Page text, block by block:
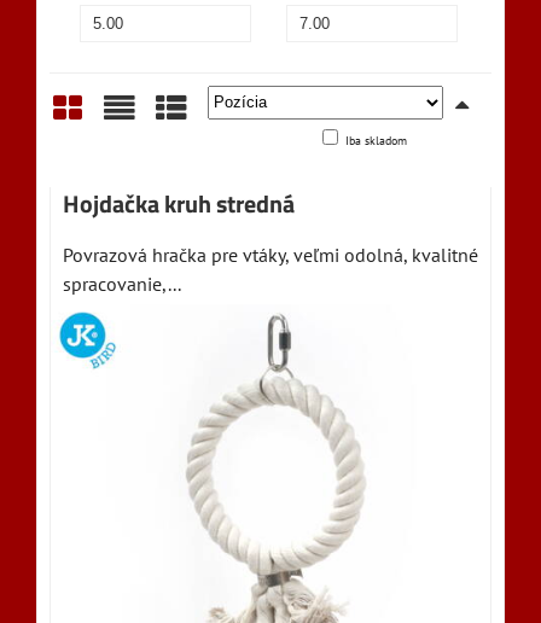
Iba skladom
Hojdačka kruh stredná
Povrazová hračka pre vtáky, veľmi odolná, kvalitné
spracovanie,...